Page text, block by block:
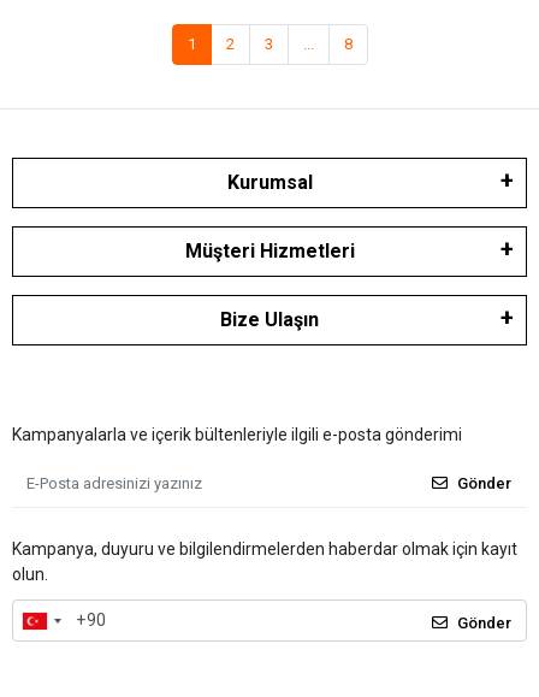
1 2 3 8
Kurumsal
Müşteri Hizmetleri
Bize Ulaşın
Kampanyalarla ve içerik bültenleriyle ilgili e-posta gönderimi
Gönder
Kampanya, duyuru ve bilgilendirmelerden haberdar olmak için kayıt
olun.
Gönder